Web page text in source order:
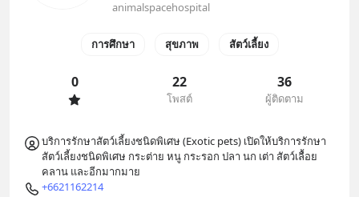
animalspacehospital
การศึกษา สุขภาพ สัตว์เลี้ยง
0 22
โพสต์
36
ผู้ติดตาม
บริการรักษาสัตว์เลี้ยงชนิดพิเศษ (Exotic pets) เปิดให้บริการรักษา
สัตว์เลี้ยงชนิดพิเศษ กระต่าย หนู กระรอก ปลา นก เต่า สัตว์เลื้อย
คลาน และอีกมากมาย
+6621162214